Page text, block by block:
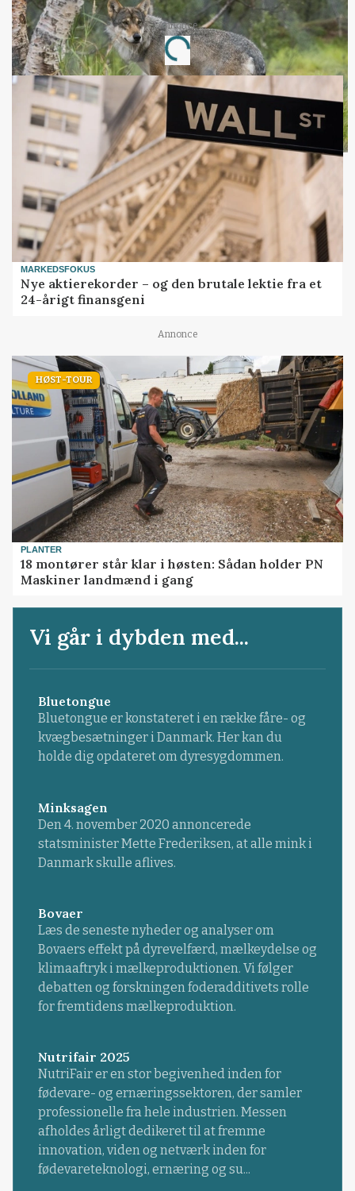
Annonce
Loading...
MARKEDSFOKUS
Nye aktierekorder – og den brutale lektie fra et
24-årigt finansgeni
Annonce
HØST-TOUR
PLANTER
18 montører står klar i høsten: Sådan holder PN
Maskiner landmænd i gang
Vi går i dybden med...
Bluetongue
Bluetongue er konstateret i en række fåre- og
kvægbesætninger i Danmark. Her kan du
holde dig opdateret om dyresygdommen.
Minksagen
Den 4. november 2020 annoncerede
statsminister Mette Frederiksen, at alle mink i
Danmark skulle aflives.
Bovaer
Læs de seneste nyheder og analyser om
Bovaers effekt på dyrevelfærd, mælkeydelse og
klimaaftryk i mælkeproduktionen. Vi følger
debatten og forskningen foderadditivets rolle
for fremtidens mælkeproduktion.
Nutrifair 2025
NutriFair er en stor begivenhed inden for
fødevare- og ernæringssektoren, der samler
professionelle fra hele industrien. Messen
afholdes årligt dedikeret til at fremme
innovation, viden og netværk inden for
fødevareteknologi, ernæring og su...